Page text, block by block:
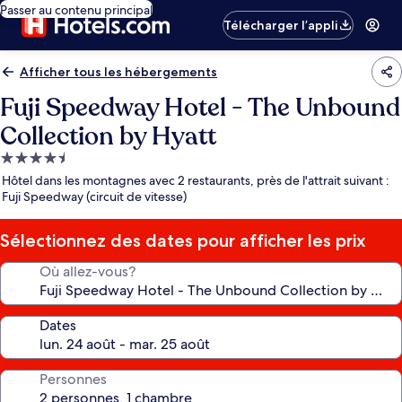
Passer au contenu principal
Télécharger l’appli
Afficher tous les hébergements
Fuji Speedway Hotel - The Unbound
Collection by Hyatt
Hébergement
4.5 étoiles
Hôtel dans les montagnes avec 2 restaurants, près de l'attrait suivant :
Fuji Speedway (circuit de vitesse)
Sélectionnez des dates pour afficher les prix
Où allez-vous?
Dates
Personnes